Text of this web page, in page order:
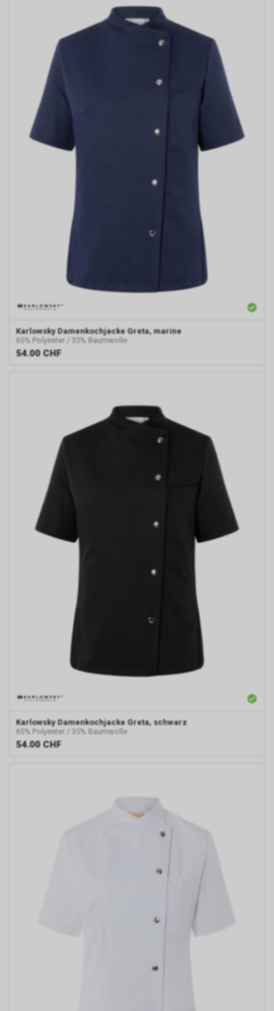
Karlowsky Damenkochjacke Greta, marine
65% Polyester / 35% Baumwolle
54.00 CHF
Karlowsky Damenkochjacke Greta, schwarz
65% Polyester / 35% Baumwolle
54.00 CHF